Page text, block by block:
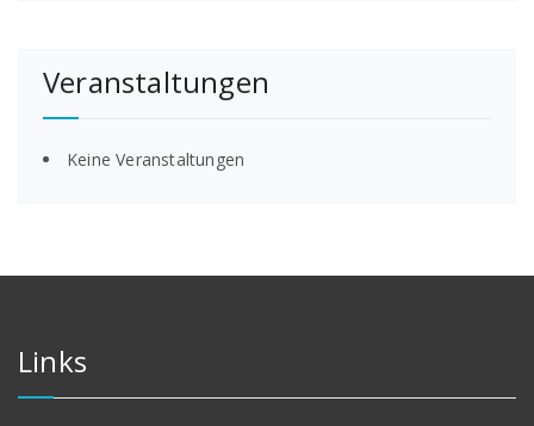
Veranstaltungen
Keine Veranstaltungen
Links